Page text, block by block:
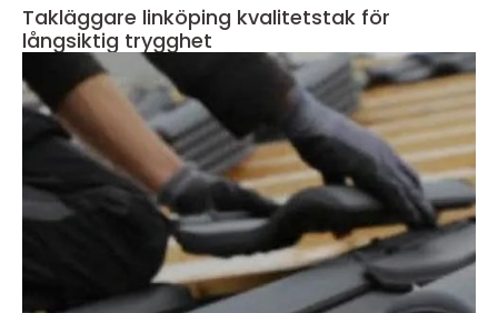
Takläggare linköping kvalitetstak för
långsiktig trygghet